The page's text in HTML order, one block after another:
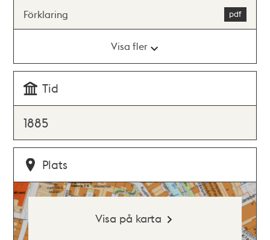
Förklaring
Visa fler
Tid
1885
Plats
Visa på karta